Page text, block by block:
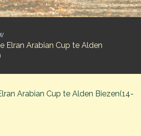
Elran Arabian Cup te Alden
Arabian Cup te Alden Biezen(14-